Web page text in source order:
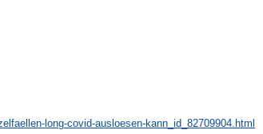
long-covid-ausloesen-kann_id_82709904.html